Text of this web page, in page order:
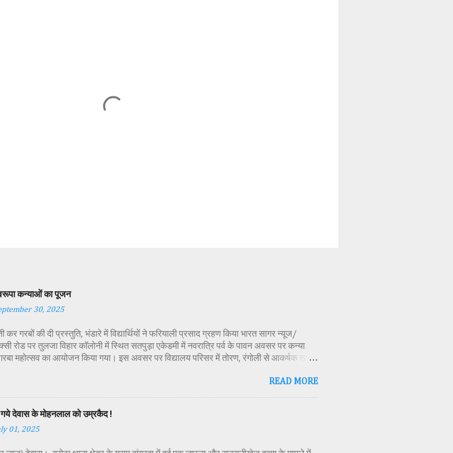
कन्याओं का पूजन
30, 2025
कर गरबों की दी प्रस्तुति, भंडारे में विद्यार्थियों ने फरियाली प्रसाद ग्रहण किया भारत सागर न्यूज/
रोड पर तुलजा विहार कॉलोनी में स्थित सतपुड़ा एकेडमी में नवरात्रि पर्व के पावन अवसर पर कन्या
महोत्सव का आयोजन किया गया। इस अवसर पर विद्यालय परिसर में तोरण, रंगोली से आकर्षक साज-
पॉलिटेक्निक कॉलेज प्राचार्य डा. सोनल भाटी, वैभव विहार शिक्षा समिति अध्यक्ष एवं भाजपा जिला
यादव, महिला बाल विकास विभाग पर्यवेक्षक कविता ठाकुर ने मातारानी की मूर्ति एवं अखंड ज्योत का
पूजन-अर्चन किया। पं. मयंक द्विवेदी के आचार्यत्व में वैदिक मंत्रोच्चार के बीच देवी शक्ति स्वरूपा
विधिविधान पूर्वक पूजन-अर्चन किया गया। कार्यक्रम में अतिथिजनों ने वैदिक मंत्रोच्चार के बीच देवी
READ MORE
देवास के मोहनलाल को उम्रकैद !
01, 2025